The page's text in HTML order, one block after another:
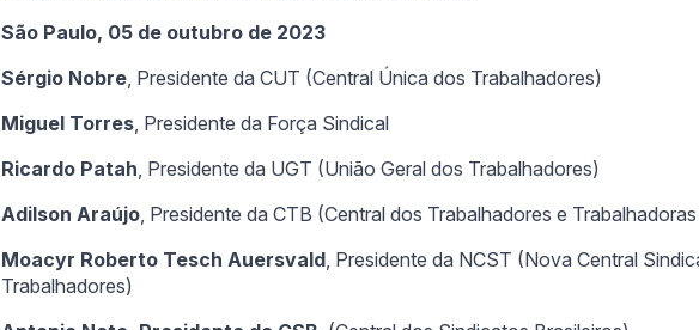
São Paulo, 05 de outubro de 2023
Sérgio Nobre , Presidente da CUT (Central Única dos Trabalhadores)
Miguel Torres , Presidente da Força Sindical
Ricardo Patah , Presidente da UGT (União Geral dos Trabalhadores)
Adilson Araújo , Presidente da CTB (Central dos Trabalhadores e
Moacyr Roberto Tesch Auersvald , Presidente da NCST (Nova Central
Trabalhadores)